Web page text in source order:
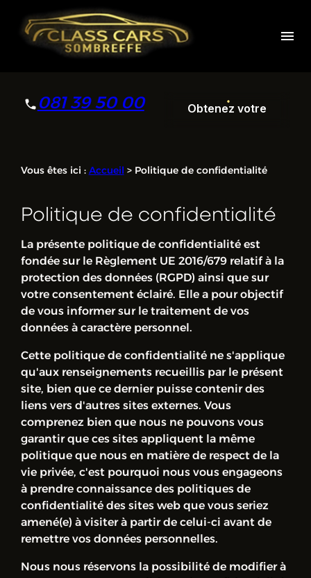
menu
081 39 50 00
Obtenez votre
devis
Vous êtes ici : Accueil > Politique de confidentialité
Politique de confidentialité
La présente politique de confidentialité est
fondée sur le Règlement UE 2016/679 relatif à la
protection des données (RGPD) ainsi que sur
votre consentement éclairé. Elle a pour objectif
de vous informer sur le traitement de vos
données à caractère personnel.
Cette politique de confidentialité ne s'applique
qu'aux renseignements recueillis par le présent
site, bien que ce dernier puisse contenir des
liens vers d'autres sites externes. Vous
comprenez bien que nous ne pouvons vous
garantir que ces sites appliquent la même
politique que nous en matière de respect de la
vie privée, c'est pourquoi nous vous engageons
à prendre connaissance des politiques de
confidentialité des sites web que vous seriez
amené(e) à visiter à partir de celui-ci avant de
remettre vos données personnelles.
Nous nous réservons la possibilité de modifier à
Panneau de gestion des cookies